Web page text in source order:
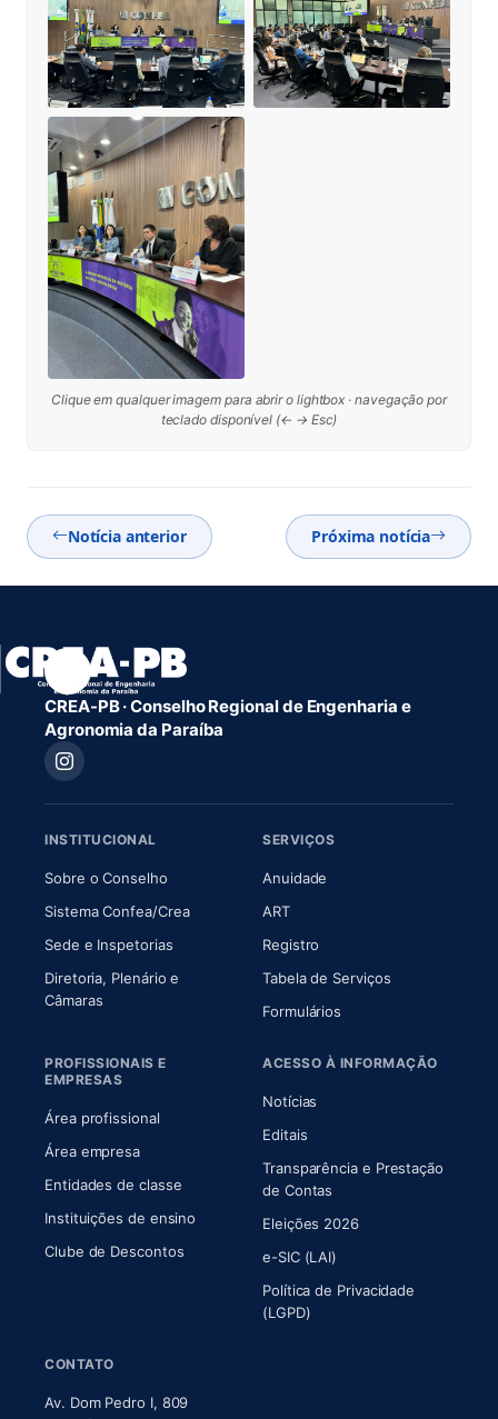
Clique em qualquer imagem para abrir o lightbox · navegação por
teclado disponível (← → Esc)
Notícia anterior Próxima notícia
CREA-PB · Conselho Regional de Engenharia e
Agronomia da Paraíba
INSTITUCIONAL
Sobre o Conselho(abre em nova aba)
Sistema Confea/Crea(abre em nova aba)
Sede e Inspetorias
Diretoria, Plenário e
Câmaras(abre em nova aba)
SERVIÇOS
Anuidade
ART(abre em nova aba)
Registro
Tabela de Serviços
Formulários
PROFISSIONAIS E
EMPRESAS
Área profissional
Área empresa
Entidades de classe
Instituições de ensino
Clube de Descontos
ACESSO À INFORMAÇÃO
Notícias
Editais
Transparência e Prestação
de Contas
Eleições 2026
e-SIC (LAI)
Política de Privacidade
(LGPD)
CONTATO
Av. Dom Pedro I, 809